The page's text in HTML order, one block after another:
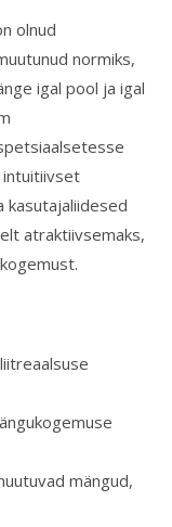
olnud
normiks,
igal pool ja igal
intuitiivset
kasutajaliidesed
atraktiivsemaks,
mängud,